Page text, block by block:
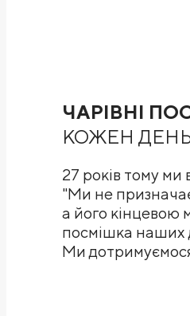
ЧАРІВНІ
КОЖЕН
27 років тому
"Ми не
а його кінцевою
посмішка наших
Ми